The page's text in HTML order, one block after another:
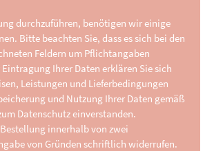
durchzuführen, benötigen wir einige
Bitte beachten Sie, dass es sich bei den
Feldern um Pflichtangaben
Ihrer Daten erklären Sie sich
Leistungen und Lieferbedingungen
und Nutzung Ihrer Daten gemäß
Datenschutz einverstanden.
innerhalb von zwei
von Gründen schriftlich widerrufen.